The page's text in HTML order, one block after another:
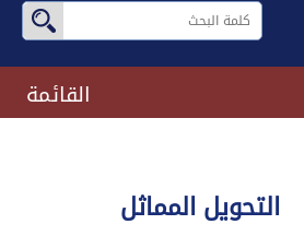
القائمة
التحويل المماثل